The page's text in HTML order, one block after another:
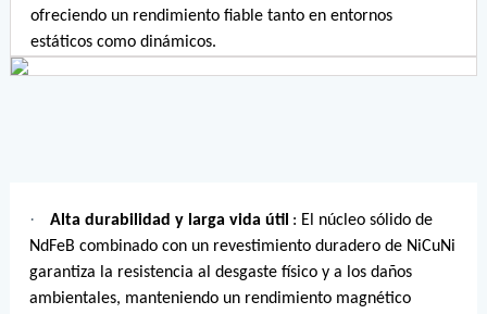
ofreciendo un rendimiento fiable tanto en entornos
estáticos como dinámicos.
· Alta durabilidad y larga vida útil : El núcleo sólido de
NdFeB combinado con un revestimiento duradero de NiCuNi
garantiza la resistencia al desgaste físico y a los daños
ambientales, manteniendo un rendimiento magnético